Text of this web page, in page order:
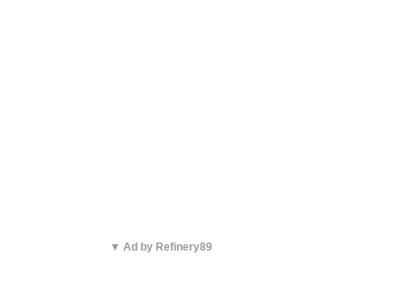
▼ Ad by Refinery89